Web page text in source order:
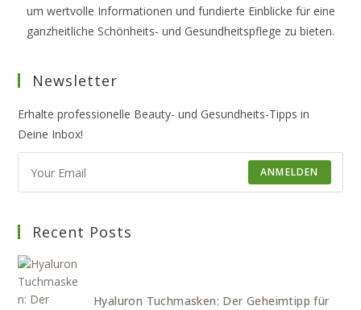
um wertvolle Informationen und fundierte Einblicke für eine
ganzheitliche Schönheits- und Gesundheitspflege zu bieten.
Newsletter
Erhalte professionelle Beauty- und Gesundheits-Tipps in
Deine Inbox!
ANMELDEN
Recent Posts
Hyaluron Tuchmasken: Der Geheimtipp für